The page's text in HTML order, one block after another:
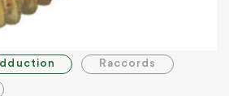
Raccords